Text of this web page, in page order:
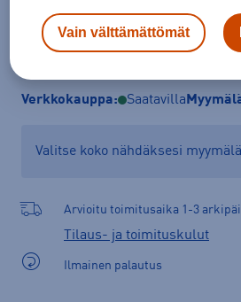
Verkkokauppa: Saatavilla
Valitse koko nähdäksesi
Arvioitu toimitusaika 1-3
Tilaus- ja toimituskulut
Ilmainen palautus
Vain välttämättömät